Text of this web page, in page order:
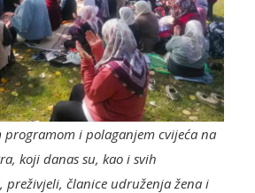
programom i polaganjem cvijeća na
koji danas su, kao i svih
članice udruženja žena i